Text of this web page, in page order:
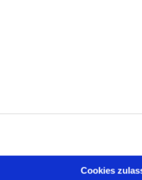
Cookies
01, Evangelische Bank